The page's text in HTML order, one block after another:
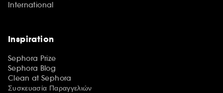
International
Inspiration
Sephora Prize
Sephora Blog
Clean at Sephora
Συσκευασία Παραγγελιών